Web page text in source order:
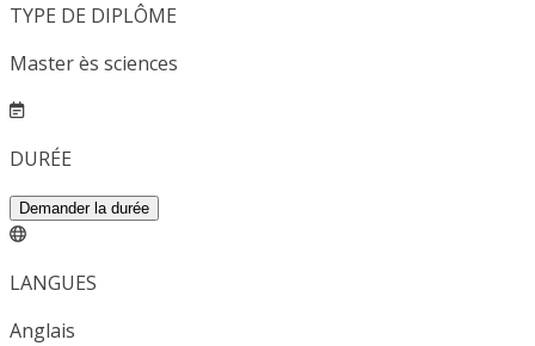
TYPE DE DIPLÔME
Master ès sciences
DURÉE
Demander la durée
LANGUES
Anglais